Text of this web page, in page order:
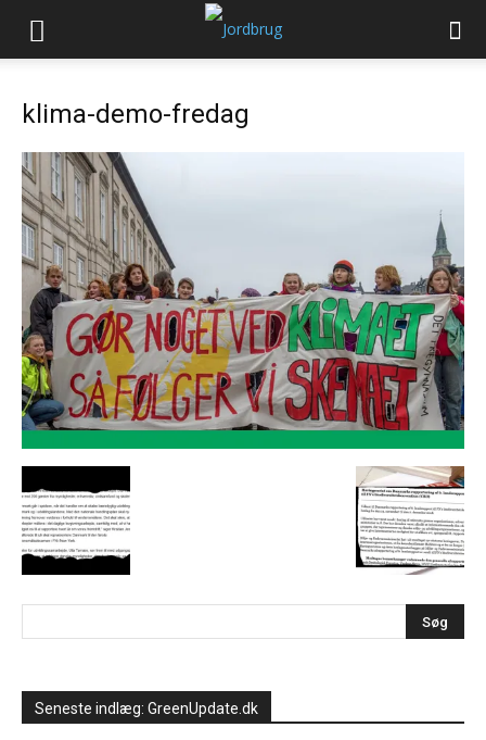
klima-demo-fredag
Seneste indlæg: GreenUpdate.dk